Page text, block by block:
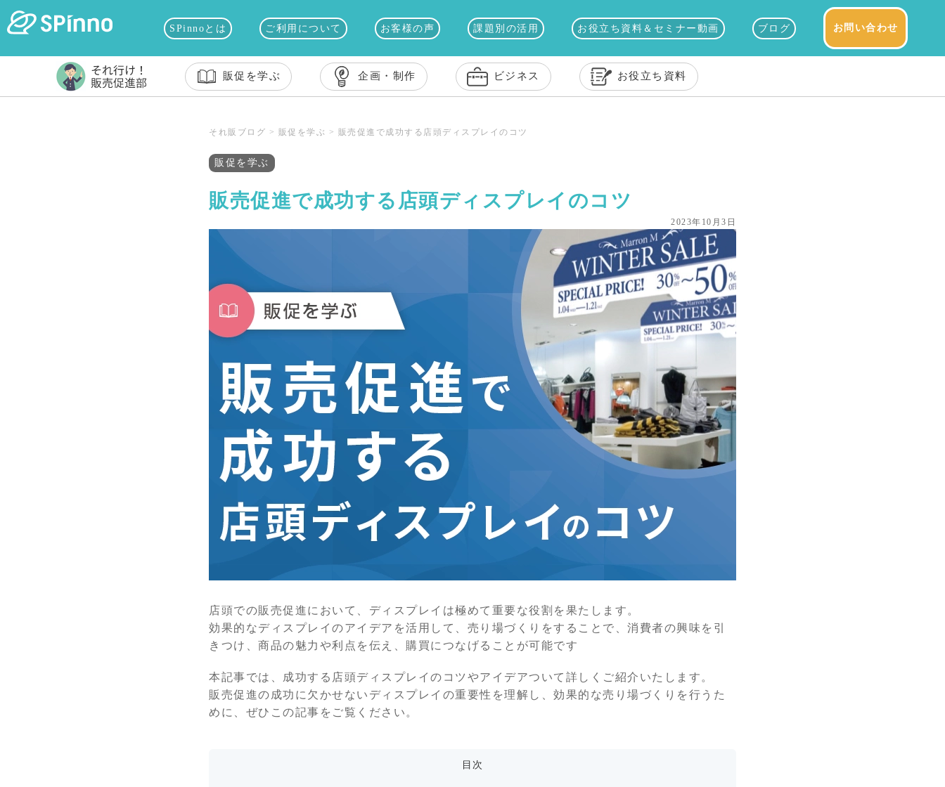
SPinnoとは ご利用について お客様の声 課題別の活用 お役立ち資料＆セミナー動画 ブログ お問い合わせ
販促を学ぶ 企画・制作 ビジネス お役立ち資料
それ販ブログ > 販促を学ぶ > 販売促進で成功する店頭ディスプレイのコツ
販促を学ぶ
販売促進で成功する店頭ディスプレイのコツ
2023年10月3日
店頭での販売促進において、ディスプレイは極めて重要な役割を果たします。
効果的なディスプレイのアイデアを活用して、売り場づくりをすることで、消費者の興味を引
きつけ、商品の魅力や利点を伝え、購買につなげることが可能です
本記事では、成功する店頭ディスプレイのコツやアイデアついて詳しくご紹介いたします。
販売促進の成功に欠かせないディスプレイの重要性を理解し、効果的な売り場づくりを行うた
めに、ぜひこの記事をご覧ください。
目次